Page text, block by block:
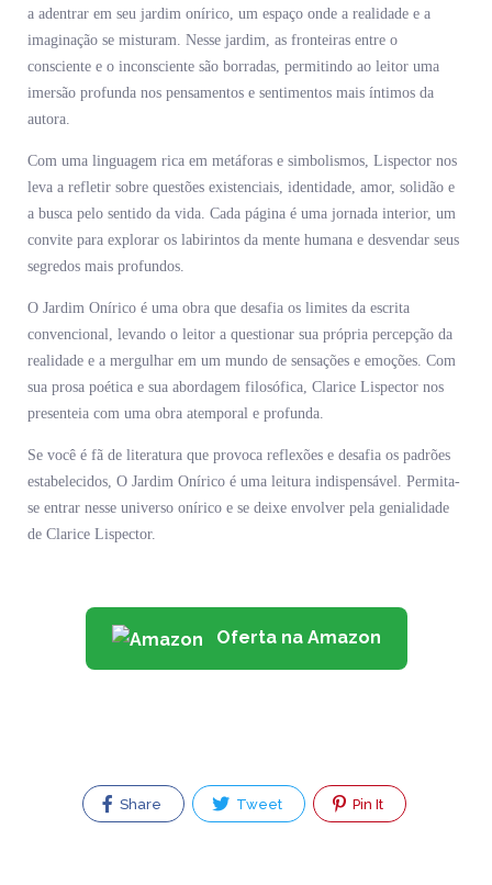
a adentrar em seu jardim onírico, um espaço onde a realidade e a
imaginação se misturam. Nesse jardim, as fronteiras entre o
consciente e o inconsciente são borradas, permitindo ao leitor uma
imersão profunda nos pensamentos e sentimentos mais íntimos da
autora.
Com uma linguagem rica em metáforas e simbolismos, Lispector nos
leva a refletir sobre questões existenciais, identidade, amor, solidão e
a busca pelo sentido da vida. Cada página é uma jornada interior, um
convite para explorar os labirintos da mente humana e desvendar seus
segredos mais profundos.
O Jardim Onírico é uma obra que desafia os limites da escrita
convencional, levando o leitor a questionar sua própria percepção da
realidade e a mergulhar em um mundo de sensações e emoções. Com
sua prosa poética e sua abordagem filosófica, Clarice Lispector nos
presenteia com uma obra atemporal e profunda.
Se você é fã de literatura que provoca reflexões e desafia os padrões
estabelecidos, O Jardim Onírico é uma leitura indispensável. Permita-
se entrar nesse universo onírico e se deixe envolver pela genialidade
de Clarice Lispector.
Oferta na Amazon
Share Tweet Pin It